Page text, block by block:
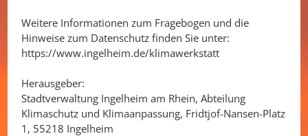
Weitere Informationen zum Fragebogen und die
Hinweise zum Datenschutz finden Sie unter:
https://www.ingelheim.de/klimawerkstatt
Herausgeber:
Stadtverwaltung Ingelheim am Rhein, Abteilung
Klimaschutz und Klimaanpassung, Fridtjof-Nansen-Platz
1, 55218 Ingelheim